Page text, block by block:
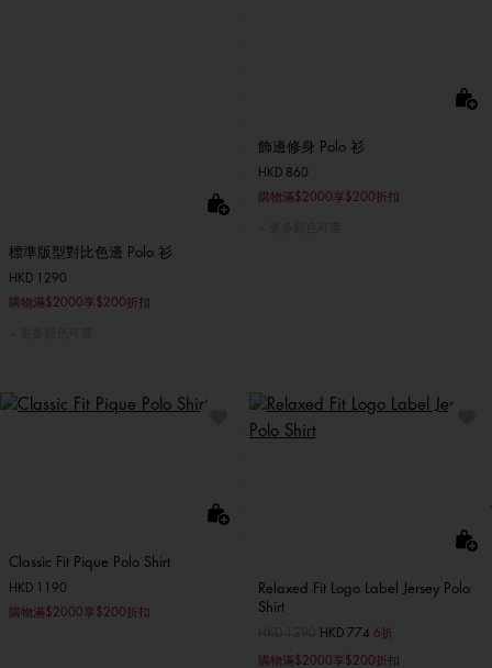
標準版型對比色邊 Polo 衫
HKD 1290
購物滿$2000享$200折扣
飾邊修身 Polo 衫
HKD 860
購物滿$2000享$200折扣
Classic Fit Pique Polo Shirt
HKD 1190
購物滿$2000享$200折扣
Relaxed Fit Logo Label Jersey Polo
Shirt
至HKD 774 6折
購物滿$2000享$200折扣